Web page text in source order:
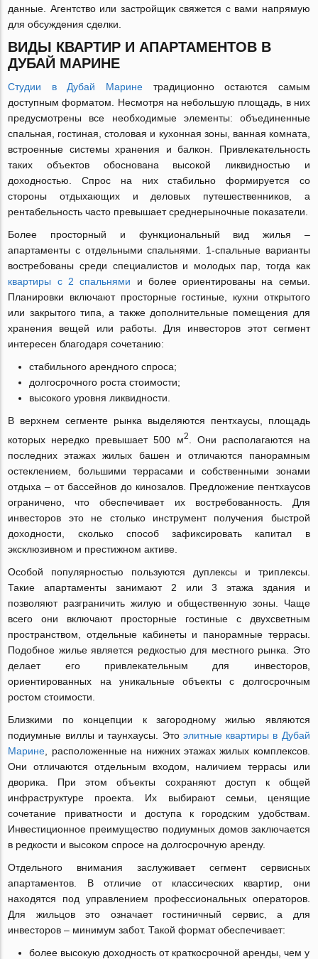
данные. Агентство или застройщик свяжется с вами напрямую
для обсуждения сделки.
ВИДЫ КВАРТИР И АПАРТАМЕНТОВ В
ДУБАЙ МАРИНЕ
Студии в Дубай Марине традиционно остаются самым
доступным форматом. Несмотря на небольшую площадь, в них
предусмотрены все необходимые элементы: объединенные
спальная, гостиная, столовая и кухонная зоны, ванная комната,
встроенные системы хранения и балкон. Привлекательность
таких объектов обоснована высокой ликвидностью и
доходностью. Спрос на них стабильно формируется со
стороны отдыхающих и деловых путешественников, а
рентабельность часто превышает среднерыночные показатели.
Более просторный и функциональный вид жилья –
апартаменты с отдельными спальнями. 1-спальные варианты
востребованы среди специалистов и молодых пар, тогда как
квартиры с 2 спальнями и более ориентированы на семьи.
Планировки включают просторные гостиные, кухни открытого
или закрытого типа, а также дополнительные помещения для
хранения вещей или работы. Для инвесторов этот сегмент
интересен благодаря сочетанию:
стабильного арендного спроса;
долгосрочного роста стоимости;
высокого уровня ликвидности.
В верхнем сегменте рынка выделяются пентхаусы, площадь
которых нередко превышает 500 м2
. Они располагаются на
последних этажах жилых башен и отличаются панорамным
остеклением, большими террасами и собственными зонами
отдыха – от бассейнов до кинозалов. Предложение пентхаусов
ограничено, что обеспечивает их востребованность. Для
инвесторов это не столько инструмент получения быстрой
доходности, сколько способ зафиксировать капитал в
эксклюзивном и престижном активе.
Особой популярностью пользуются дуплексы и триплексы.
Такие апартаменты занимают 2 или 3 этажа здания и
позволяют разграничить жилую и общественную зоны. Чаще
всего они включают просторные гостиные с двухсветным
пространством, отдельные кабинеты и панорамные террасы.
Подобное жилье является редкостью для местного рынка. Это
делает его привлекательным для инвесторов,
ориентированных на уникальные объекты с долгосрочным
ростом стоимости.
Близкими по концепции к загородному жилью являются
подиумные виллы и таунхаусы. Это элитные квартиры в Дубай
Марине , расположенные на нижних этажах жилых комплексов.
Они отличаются отдельным входом, наличием террасы или
дворика. При этом объекты сохраняют доступ к общей
инфраструктуре проекта. Их выбирают семьи, ценящие
сочетание приватности и доступа к городским удобствам.
Инвестиционное преимущество подиумных домов заключается
в редкости и высоком спросе на долгосрочную аренду.
Отдельного внимания заслуживает сегмент сервисных
апартаментов. В отличие от классических квартир, они
находятся под управлением профессиональных операторов.
Для жильцов это означает гостиничный сервис, а для
инвесторов – минимум забот. Такой формат обеспечивает:
более высокую доходность от краткосрочной аренды, чем у